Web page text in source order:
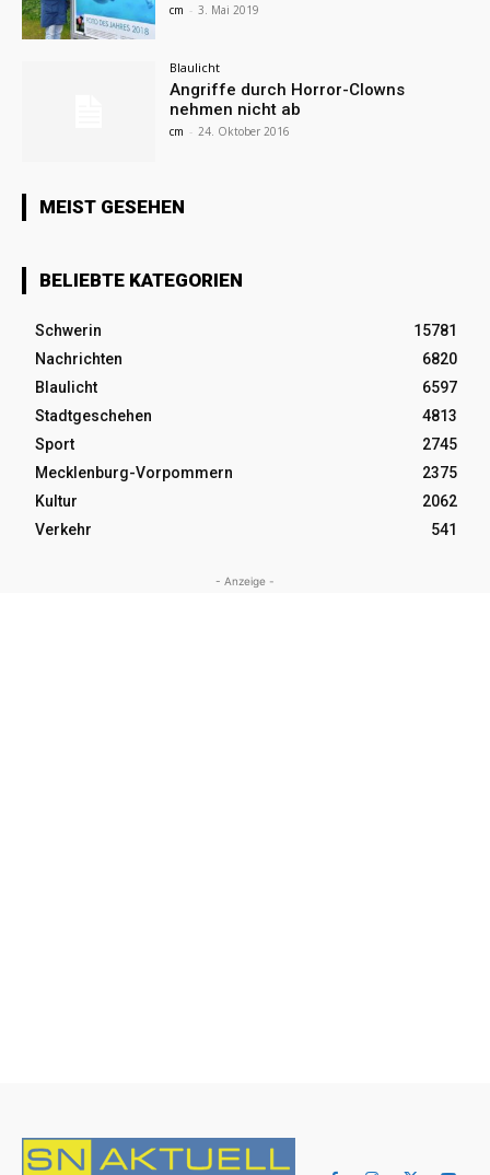
cm - 3. Mai 2019
Blaulicht
Angriffe durch Horror-Clowns
nehmen nicht ab
cm - 24. Oktober 2016
MEIST GESEHEN
BELIEBTE KATEGORIEN
Schwerin
15781
Nachrichten
6820
Blaulicht
6597
Stadtgeschehen
4813
Sport
2745
Mecklenburg-Vorpommern
2375
Kultur
2062
Verkehr
541
- Anzeige -